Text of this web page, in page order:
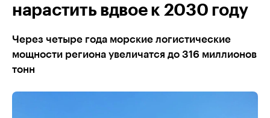
нарастить вдвое к 2030 году
Через четыре года морские логистические
мощности региона увеличатся до 316 миллионов
тонн